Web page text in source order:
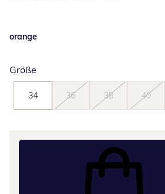
orange
Größe
34 36 38 40